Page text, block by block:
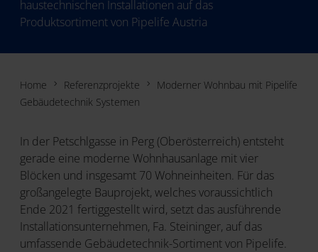
haustechnischen Installationen auf das
Produktsortiment von Pipelife Austria
Home Referenzprojekte
Moderner Wohnbau mit Pipelife
Gebäudetechnik Systemen
In der Petschlgasse in Perg (Oberösterreich) entsteht
gerade eine moderne Wohnhausanlage mit vier
Blöcken und insgesamt 70 Wohneinheiten. Für das
großangelegte Bauprojekt, welches voraussichtlich
Ende 2021 fertiggestellt wird, setzt das ausführende
Installationsunternehmen, Fa. Steininger, auf das
umfassende Gebäudetechnik-Sortiment von Pipelife.